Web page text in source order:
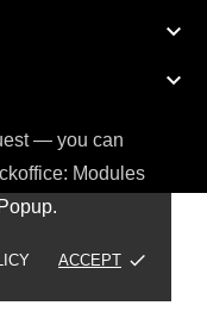
— you can
Modules
ACCEPT done

